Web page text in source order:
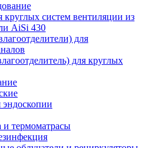
круглых систем вентиляции из
AiSi 430
для
для круглых
и термоматрасы